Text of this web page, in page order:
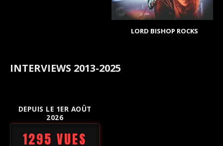
LORD BISHOP ROCKS
INTERVIEWS 2013-2025
DEPUIS LE 1ER AOÛT
2026
1295 VUES